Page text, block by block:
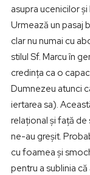
asupra ucenicilor
Urmează un pasaj
clar nu numai cu
stilul Sf. Marcu în
credința ca o
Dumnezeu atunci
iertarea sa).
relațional și față
ne-au greșit.
cu foamea și
pentru a sublinia